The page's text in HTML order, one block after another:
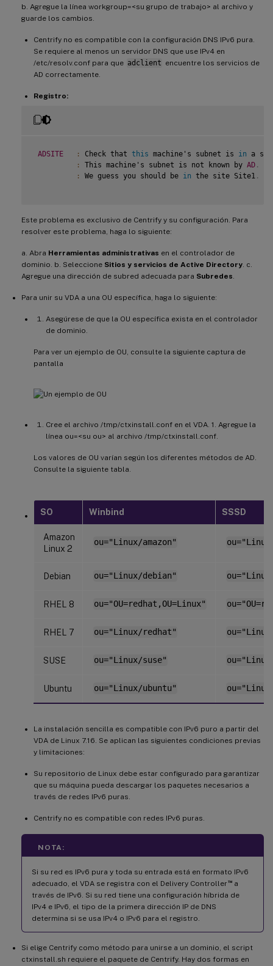
b. Agregue la línea workgroup=<su grupo de trabajo> al archivo y
guarde los cambios.
Centrify no es compatible con la configuración DNS IPv6 pura.
Se requiere al menos un servidor DNS que use IPv4 en
/etc/resolv.conf para que adclient encuentre los servicios de
AD correctamente.
Registro:
ADSITE : Check that this machine's subnet is in a
:
This machine's subnet is not known by AD .
:
We guess you should be in the site Site1 .
Este problema es exclusivo de Centrify y su configuración. Para
resolver este problema, haga lo siguiente:
a. Abra Herramientas administrativas en el controlador de
dominio. b. Seleccione Sitios y servicios de Active Directory . c.
Agregue una dirección de subred adecuada para Subredes
Para unir su VDA a una OU específica, haga lo siguiente:
Asegúrese de que la OU específica exista en el controlador
de dominio.
Para ver un ejemplo de OU, consulte la siguiente captura de
pantalla
Cree el archivo /tmp/ctxinstall.conf en el VDA. 1. Agregue la
línea ou=<su ou> al archivo /tmp/ctxinstall.conf.
Los valores de OU varían según los diferentes métodos de AD.
Consulte la siguiente tabla.
SO Winbind SSSD
Amazon
Linux 2
ou="Linux/amazon"
Debian ou="Linux/debian"
RHEL 8 ou="OU=redhat,OU=Linux"
RHEL 7 ou="Linux/redhat"
SUSE ou="Linux/suse"
Ubuntu ou="Linux/ubuntu"
La instalación sencilla es compatible con IPv6 puro a partir del
VDA de Linux 7.16. Se aplican las siguientes condiciones previas
y limitaciones:
Su repositorio de Linux debe estar configurado para garantizar
que su máquina pueda descargar los paquetes necesarios a
través de redes IPv6 puras.
Centrify no es compatible con redes IPv6 puras.
NOTA:
Si su red es IPv6 pura y toda su entrada está en formato IPv6
adecuado, el VDA se registra con el Delivery Controller™a
través de IPv6. Si su red tiene una configuración híbrida de
IPv4 e IPv6, el tipo de la primera dirección IP de DNS
determina si se usa IPv4 o IPv6 para el registro.
Si elige Centrify como método para unirse a un dominio, el script
ctxinstall.sh requiere el paquete de Centrify. Hay dos formas en